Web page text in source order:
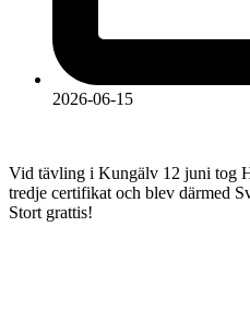
2026-06-15
Vid tävling i Kungälv 12 juni tog
tredje certifikat och blev därmed
Stort grattis!